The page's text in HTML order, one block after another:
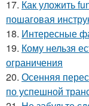
17. Как уложить
пошаговая
18. Интересные
19. Кому нельзя
ограничения
20. Осенняя
по успешной